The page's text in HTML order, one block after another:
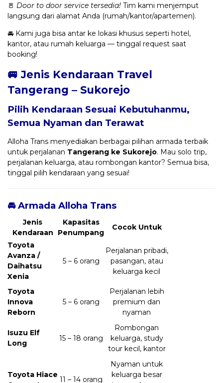
🚪 Door to door service tersedia! Tim kami menjemput
langsung dari alamat Anda (rumah/kantor/apartemen).
🚘 Kami juga bisa antar ke lokasi khusus seperti hotel,
kantor, atau rumah keluarga — tinggal request saat
booking!
🚐 Jenis Kendaraan Travel
Tangerang – Sukorejo
Pilih Kendaraan Sesuai Kebutuhanmu,
Semua Nyaman dan Terawat
Alloha Trans menyediakan berbagai pilihan armada terbaik
untuk perjalanan Tangerang ke Sukorejo. Mau solo trip,
perjalanan keluarga, atau rombongan kantor? Semua bisa,
tinggal pilih kendaraan yang sesuai!
🚘 Armada Alloha Trans
Jenis
Kendaraan
Kapasitas
Penumpang
Cocok Untuk
Toyota
Avanza /
Daihatsu
Xenia
5 – 6 orang
Perjalanan pribadi,
pasangan, atau
keluarga kecil
Toyota
Innova
Reborn
5 – 6 orang
Perjalanan lebih
premium dan
nyaman
Isuzu Elf
Long
15 – 18 orang
Rombongan
keluarga, study
tour kecil, kantor
Toyota Hiace
11 – 14 orang
Nyaman untuk
keluarga besar